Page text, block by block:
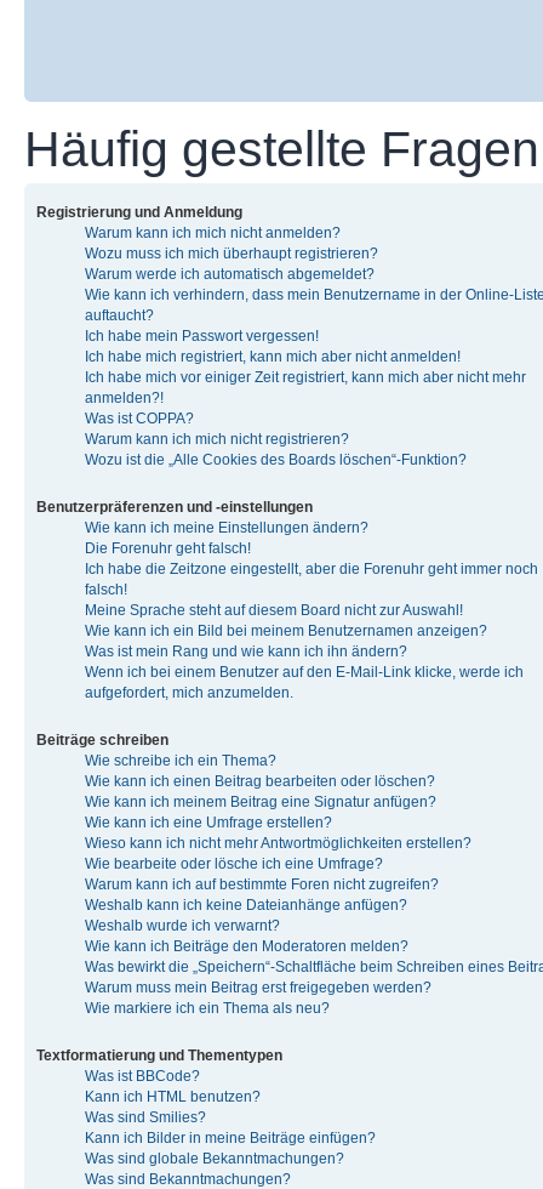
Häufig gestellte Fragen
Registrierung und Anmeldung
Warum kann ich mich nicht anmelden?
Wozu muss ich mich überhaupt registrieren?
Warum werde ich automatisch abgemeldet?
Wie kann ich verhindern, dass mein Benutzername in der Online-
auftaucht?
Ich habe mein Passwort vergessen!
Ich habe mich registriert, kann mich aber nicht anmelden!
Ich habe mich vor einiger Zeit registriert, kann mich aber nicht mehr
anmelden?!
Was ist COPPA?
Warum kann ich mich nicht registrieren?
Wozu ist die „Alle Cookies des Boards löschen“-Funktion?
Benutzerpräferenzen und -einstellungen
Wie kann ich meine Einstellungen ändern?
Die Forenuhr geht falsch!
Ich habe die Zeitzone eingestellt, aber die Forenuhr geht immer noch
falsch!
Meine Sprache steht auf diesem Board nicht zur Auswahl!
Wie kann ich ein Bild bei meinem Benutzernamen anzeigen?
Was ist mein Rang und wie kann ich ihn ändern?
Wenn ich bei einem Benutzer auf den E-Mail-Link klicke, werde ich
aufgefordert, mich anzumelden.
Beiträge schreiben
Wie schreibe ich ein Thema?
Wie kann ich einen Beitrag bearbeiten oder löschen?
Wie kann ich meinem Beitrag eine Signatur anfügen?
Wie kann ich eine Umfrage erstellen?
Wieso kann ich nicht mehr Antwortmöglichkeiten erstellen?
Wie bearbeite oder lösche ich eine Umfrage?
Warum kann ich auf bestimmte Foren nicht zugreifen?
Weshalb kann ich keine Dateianhänge anfügen?
Weshalb wurde ich verwarnt?
Wie kann ich Beiträge den Moderatoren melden?
Was bewirkt die „Speichern“-Schaltfläche beim Schreiben eines
Warum muss mein Beitrag erst freigegeben werden?
Wie markiere ich ein Thema als neu?
Textformatierung und Thementypen
Was ist BBCode?
Kann ich HTML benutzen?
Was sind Smilies?
Kann ich Bilder in meine Beiträge einfügen?
Was sind globale Bekanntmachungen?
Was sind Bekanntmachungen?